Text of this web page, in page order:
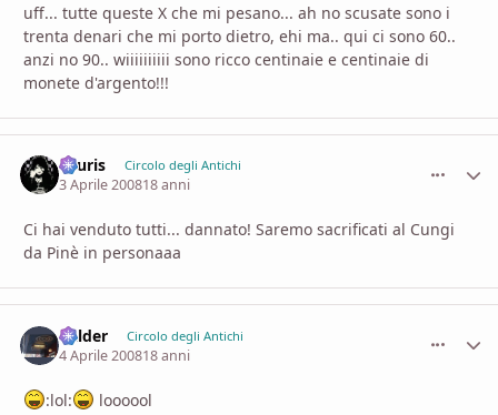
uff... tutte queste X che mi pesano... ah no scusate sono i
trenta denari che mi porto dietro, ehi ma.. qui ci sono 60..
anzi no 90.. wiiiiiiiiii sono ricco centinaie e centinaie di
monete d'argento!!!
Feuris Circolo degli Antichi
3 Aprile 200818 anni
Ci hai venduto tutti... dannato! Saremo sacrificati al Cungi
da Pinè in personaaa
Balder Circolo degli Antichi
4 Aprile 200818 anni
:lol:
loooool